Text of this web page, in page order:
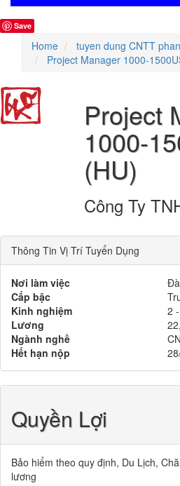
Save
Home
tuyen dung CNTT
Project Manager 1000-
Project
1000-
(HU)
Công Ty
Thông Tin Vị Trí Tuyển Dụng
Nơi làm việc
Cấp bậc
Kinh nghiệm
2
Lương
Ngành nghề
Hết hạn nộp
Quyền Lợi
Bảo hiểm theo quy định, Du Lịch,
lương